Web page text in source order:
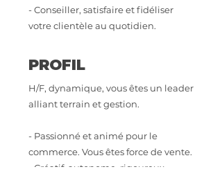
- Conseiller, satisfaire et fidéliser
votre clientèle au quotidien.
PROFIL
H/F, dynamique, vous êtes un leader
alliant terrain et gestion.
- Passionné et animé pour le
commerce. Vous êtes force de vente.
- Créatif, autonome, rigoureux.